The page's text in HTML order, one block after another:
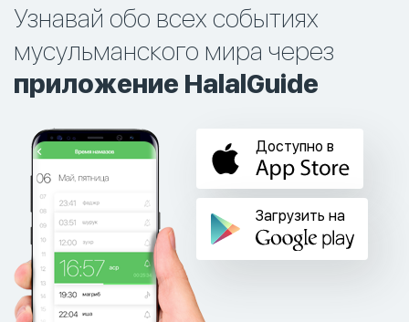
Узнавай обо всех событиях
мусульманского мира через
приложение HalalGuide
Доступно в
Загрузить на